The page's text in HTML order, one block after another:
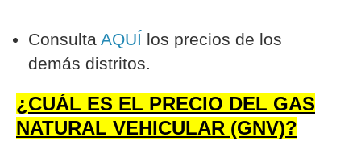
Consulta AQUÍ los precios de los
demás distritos.
¿CUÁL ES EL PRECIO DEL GAS
NATURAL VEHICULAR (GNV)?